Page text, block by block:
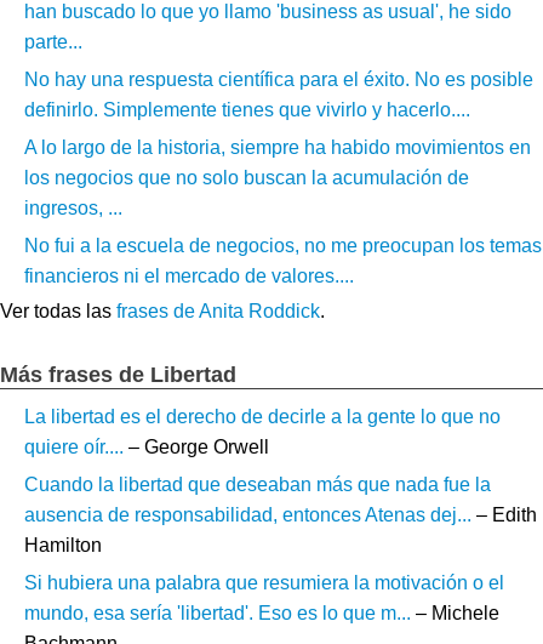
han buscado lo que yo llamo 'business as usual', he sido
parte...
No hay una respuesta científica para el éxito. No es posible
definirlo. Simplemente tienes que vivirlo y hacerlo....
A lo largo de la historia, siempre ha habido movimientos en
los negocios que no solo buscan la acumulación de
ingresos, ...
No fui a la escuela de negocios, no me preocupan los temas
financieros ni el mercado de valores....
Ver todas las frases de Anita Roddick.
Más frases de Libertad
La libertad es el derecho de decirle a la gente lo que no
quiere oír.... – George Orwell
Cuando la libertad que deseaban más que nada fue la
ausencia de responsabilidad, entonces Atenas dej... – Edith
Hamilton
Si hubiera una palabra que resumiera la motivación o el
mundo, esa sería 'libertad'. Eso es lo que m... – Michele